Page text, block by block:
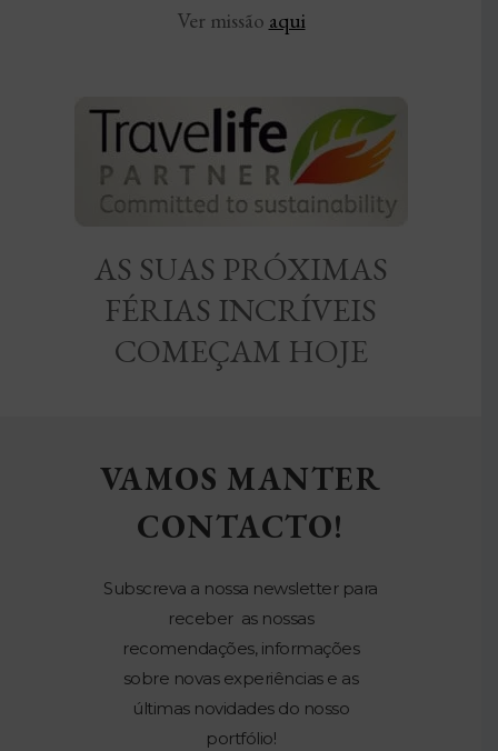
Ver missão aqui
AS SUAS PRÓXIMAS
FÉRIAS INCRÍVEIS
COMEÇAM HOJE
VAMOS MANTER
CONTACTO!
Subscreva a nossa newsletter para
receber as nossas
recomendações, informações
sobre novas experiências e as
últimas novidades do nosso
portfólio!